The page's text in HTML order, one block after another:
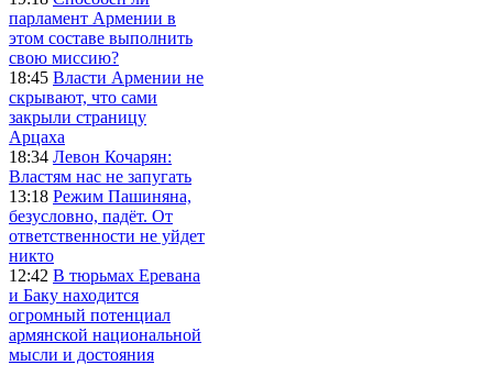
парламент Армении в
этом составе выполнить
свою миссию?
18:45 Власти Армении не
скрывают, что сами
закрыли страницу
Арцаха
18:34 Левон Кочарян:
Властям нас не запугать
13:18 Режим Пашиняна,
безусловно, падёт. От
ответственности не уйдет
никто
12:42 В тюрьмах Еревана
и Баку находится
огромный потенциал
армянской национальной
мысли и достояния